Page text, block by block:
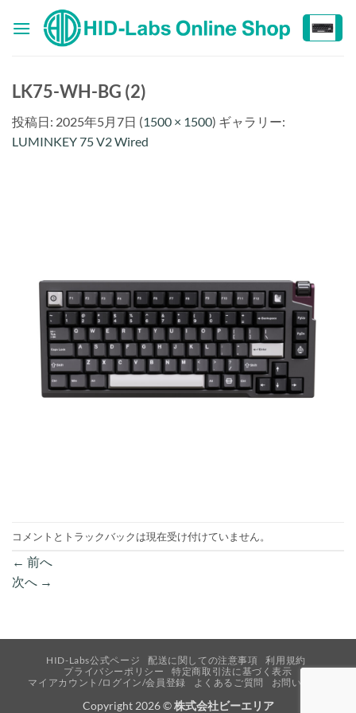
LK75-WH-BG (2)
投稿日: 2025年5月7日 (1500 × 1500) ギャラリー:
LUMINKEY 75 V2 Wired
コメントとトラックバックは現在受け付けていません。
← 前へ
次へ →
HID-Labs公式ページ 配送に関しての注意事項
利用規約
プライバシーポリシー
特定商取引法に基づく表示
マイアカウント/ログイン/会員登録
よくあるご質問 お問い合わせ
Copyright 2026 ©株式会社ビーエリア